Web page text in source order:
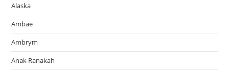
Alaska
Ambae
Ambrym
Anak Ranakah